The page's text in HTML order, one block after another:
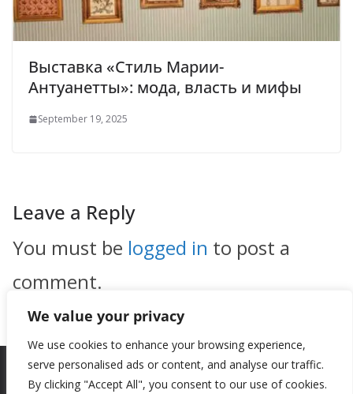
We value your privacy
We use cookies to enhance your browsing experience,
serve personalised ads or content, and analyse our traffic.
By clicking "Accept All", you consent to our use of cookies.
Выставка «Стиль Марии-
Антуанетты»: мода, власть и мифы
September 19, 2025
Leave a Reply
You must be logged in to post a
comment.